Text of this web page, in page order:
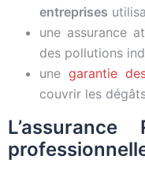
entreprises
une assurance
des pollutions
une garantie
couvrir les
L’assurance